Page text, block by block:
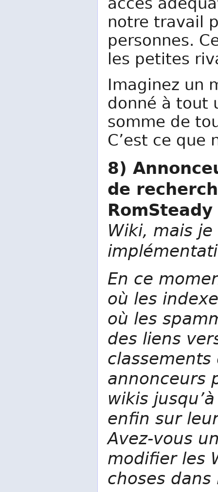
accès
notre travail
personnes.
les petites
Imaginez un
donné à tout
somme de
C’est ce que
8)
de
RomSteady
Wiki, mais
En ce
où les
où les
des liens
classements
annonceurs
wikis
enfin sur
Avez-vous
modifier les
choses